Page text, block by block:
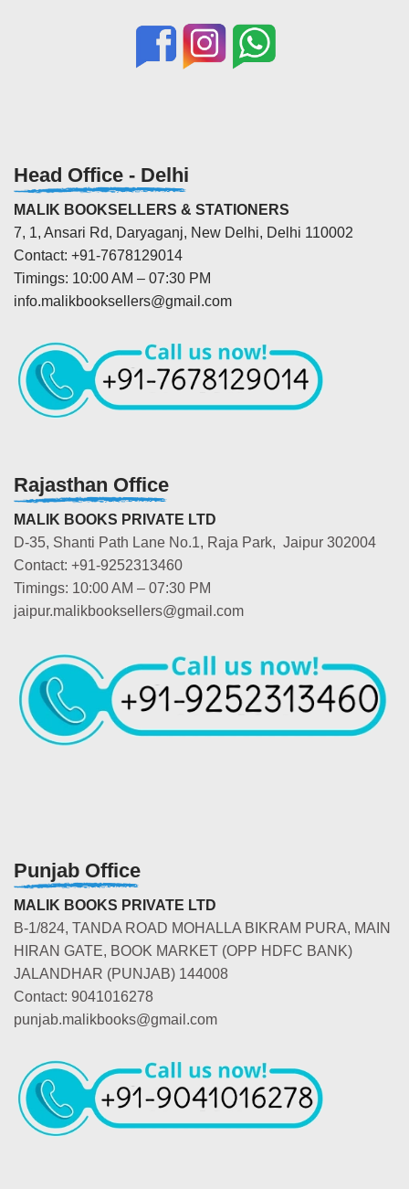
Head Office - Delhi
MALIK BOOKSELLERS & STATIONERS
7, 1, Ansari Rd, Daryaganj, New Delhi, Delhi 110002
Contact: +91-7678129014
Timings: 10:00 AM – 07:30 PM
info.malikbooksellers@gmail.com
Rajasthan Office
MALIK BOOKS PRIVATE LTD
D-35, Shanti Path Lane No.1, Raja Park, Jaipur 302004
Contact: +91-9252313460
Timings: 10:00 AM – 07:30 PM
jaipur.malikbooksellers@gmail.com
Punjab Office
MALIK BOOKS PRIVATE LTD
B-1/824, TANDA ROAD MOHALLA BIKRAM PURA, MAIN
HIRAN GATE, BOOK MARKET (OPP HDFC BANK)
JALANDHAR (PUNJAB) 144008
Contact: 9041016278
punjab.malikbooks@gmail.com